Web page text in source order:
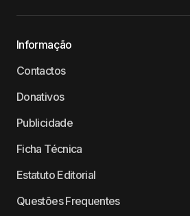
Informação
Contactos
Donativos
Publicidade
Ficha Técnica
Estatuto Editorial
Questões Frequentes